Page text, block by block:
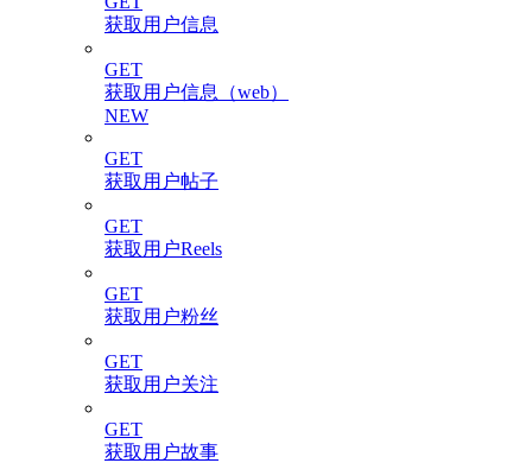
获取用户信息
GET
获取用户信息（web）
NEW
GET
获取用户帖子
GET
获取用户Reels
GET
获取用户粉丝
GET
获取用户关注
GET
获取用户故事